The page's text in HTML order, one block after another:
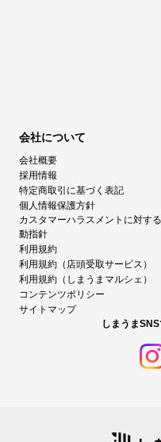
会社について
会社概要
採用情報
特定商取引に基づく表記
個人情報保護方針
カスタマーハラスメントに対す
動指針
利用規約
利用規約（店頭受取サービス）
利用規約（しまうまマルシェ）
コンテンツポリシー
サイトマップ
しまうま